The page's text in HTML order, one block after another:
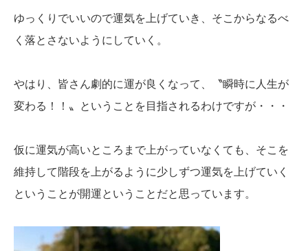
ゆっくりでいいので運気を上げていき、そこからなるべ
く落とさないようにしていく。
やはり、皆さん劇的に運が良くなって、〝瞬時に人生が
変わる！！〟ということを目指されるわけですが・・・
仮に運気が高いところまで上がっていなくても、そこを
維持して階段を上がるように少しずつ運気を上げていく
ということが開運ということだと思っています。